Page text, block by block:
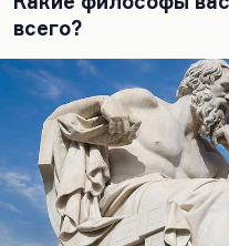
всего?